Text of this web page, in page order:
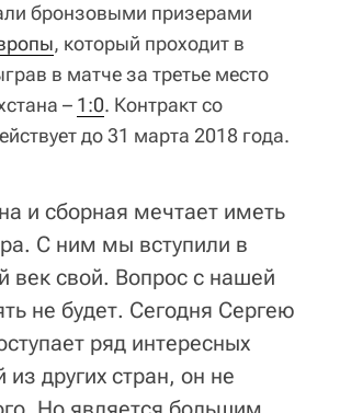
бронзовыми призерами
, который проходит в
в матче за третье место
– 1:0. Контракт со
до 31 марта 2018 года.
и сборная мечтает иметь
С ним мы вступили в
век свой. Вопрос с нашей
не будет. Сегодня Сергею
ряд интересных
других стран, он не